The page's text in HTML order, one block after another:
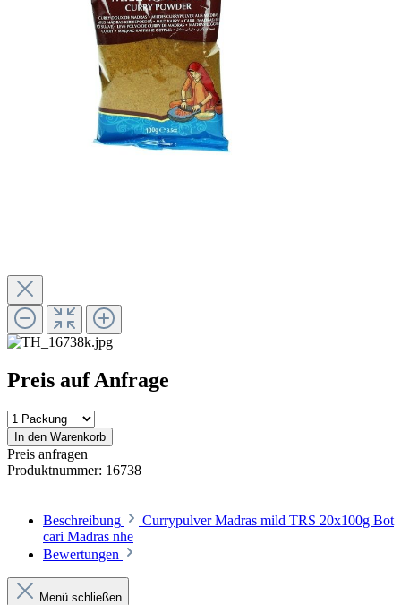
Preis auf Anfrage
In den Warenkorb
Preis anfragen
Produktnummer: 16738
Beschreibung
Currypulver Madras mild TRS 20x100g Bot
cari Madras nhe
Bewertungen
Menü schließen